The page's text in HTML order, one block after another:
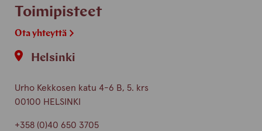
Toimipisteet
Ota yhteyttä
Helsinki
Urho Kekkosen katu 4-6 B, 5. krs
00100 HELSINKI
+358 (0)40 650 3705